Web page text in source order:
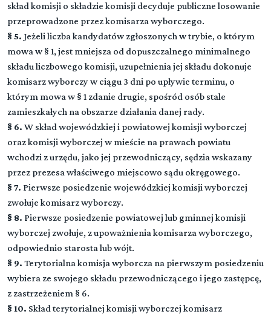
skład komisji o składzie komisji decyduje publiczne losowanie
przeprowadzone przez komisarza wyborczego.
§ 5. Jeżeli liczba kandydatów zgłoszonych w trybie, o którym
mowa w § 1, jest mniejsza od dopuszczalnego minimalnego
składu liczbowego komisji, uzupełnienia jej składu dokonuje
komisarz wyborczy w ciągu 3 dni po upływie terminu, o
którym mowa w § 1 zdanie drugie, spośród osób stale
zamieszkałych na obszarze działania danej rady.
§ 6. W skład wojewódzkiej i powiatowej komisji wyborczej
oraz komisji wyborczej w mieście na prawach powiatu
wchodzi z urzędu, jako jej przewodniczący, sędzia wskazany
przez prezesa właściwego miejscowo sądu okręgowego.
§ 7. Pierwsze posiedzenie wojewódzkiej komisji wyborczej
zwołuje komisarz wyborczy.
§ 8. Pierwsze posiedzenie powiatowej lub gminnej komisji
wyborczej zwołuje, z upoważnienia komisarza wyborczego,
odpowiednio starosta lub wójt.
§ 9. Terytorialna komisja wyborcza na pierwszym posiedzeniu
wybiera ze swojego składu przewodniczącego i jego zastępcę,
z zastrzeżeniem § 6.
§ 10. Skład terytorialnej komisji wyborczej komisarz